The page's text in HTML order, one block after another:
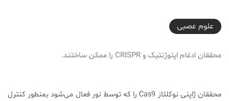
2018-03-02T18:10:00+03:30
علوم عصبی
محققان ادغام اپتوژنتیک و CRISPR را ممکن ساختند.
محققان ژاپنی نوکلئاز Cas9 را که توسط نور فعال می‌شود بمنطور کنترل